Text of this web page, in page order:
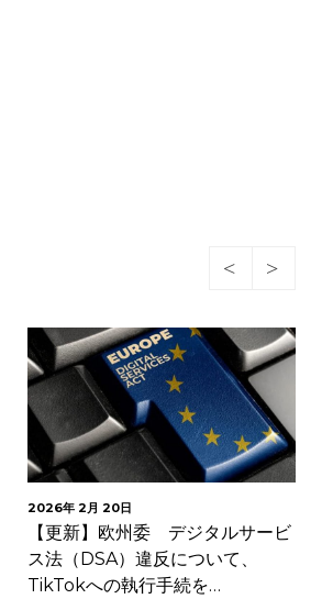
2026年 2月 20日
【更新】欧州委 デジタルサービ
ス法（DSA）違反について、
TikTokへの執行手続を…